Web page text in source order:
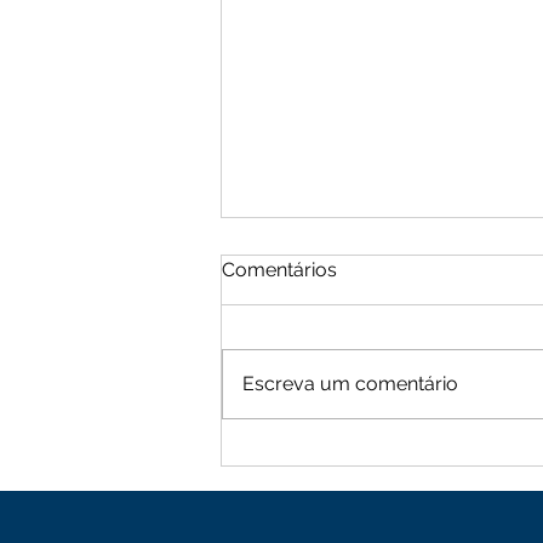
Comentários
Escreva um comentário